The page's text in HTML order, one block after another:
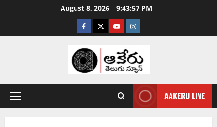
August 8, 2026 9:43:58 PM
AAKERU LIVE